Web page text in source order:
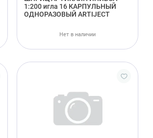
1:200 игла 16 КАРПУЛЬНЫЙ
ОДНОРАЗОВЫЙ ARTIJECT
Нет в наличии